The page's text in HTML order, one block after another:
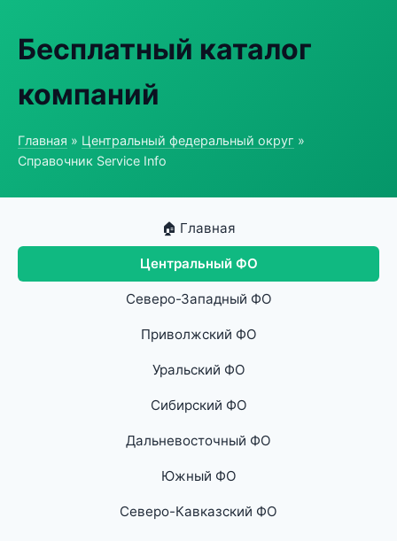
Бесплатный каталог
компаний
Главная » Центральный федеральный округ »
Справочник Service Info
🏠 Главная
Центральный ФО
Северо-Западный ФО
Приволжский ФО
Уральский ФО
Сибирский ФО
Дальневосточный ФО
Южный ФО
Северо-Кавказский ФО